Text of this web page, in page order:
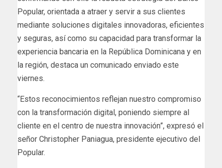
Popular, orientada a atraer y servir a sus clientes
mediante soluciones digitales innovadoras, eficientes
y seguras, así como su capacidad para transformar la
experiencia bancaria en la República Dominicana y en
la región, destaca un comunicado enviado este
viernes.
“Estos reconocimientos reflejan nuestro compromiso
con la transformación digital, poniendo siempre al
cliente en el centro de nuestra innovación”, expresó el
señor Christopher Paniagua, presidente ejecutivo del
Popular.